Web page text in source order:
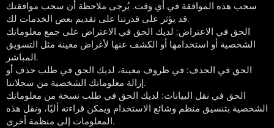
سحب هذه الموافقة في أي وقت. يُرجى ملاحظة أن سحب موافقتك
قد يؤثر على قدرتنا على تقديم بعض الخدمات لك.
الحق في الاعتراض: لديك الحق في الاعتراض على جمع معلوماتك
الشخصية أو استخدامها أو الكشف عنها لأغراض معينة مثل التسويق
المباشر.
الحق في الحذف: في ظروف معينة، لديك الحق في طلب حذف أو
إزالة معلوماتك الشخصية من سجلاتنا.
الحق في نقل البيانات: لديك الحق في طلب نسخة من معلوماتك
الشخصية بتنسيق منظم وشائع الاستخدام ويمكن قراءته أليًا، ونقل هذه
المعلومات إلى منظمة أخرى.